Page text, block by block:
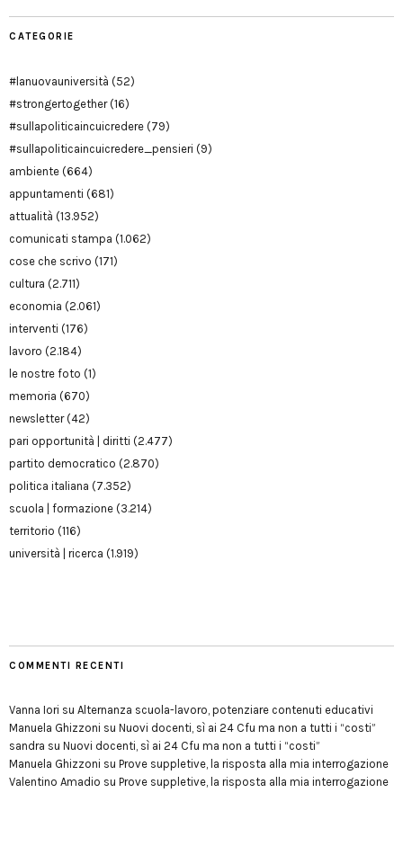
CATEGORIE
#lanuovauniversità (52)
#strongertogether(16)
#sullapoliticaincuicredere (79)
#sullapoliticaincuicredere_pensieri (9)
ambiente (664)
appuntamenti (681)
attualità (13.952)
comunicati stampa (1.062)
cose che scrivo (171)
cultura (2.711)
economia (2.061)
interventi (176)
lavoro (2.184)
le nostre foto (1)
memoria (670)
newsletter(42)
pari opportunità | diritti (2.477)
partito democratico (2.870)
politica italiana (7.352)
scuola | formazione (3.214)
territorio (116)
università | ricerca (1.919)
COMMENTI RECENTI
Vanna Iori su Alternanza scuola-lavoro, potenziare contenuti educativi
Manuela Ghizzoni su Nuovi docenti, sì ai 24 Cfu ma non a tutti i “costi”
sandra su Nuovi docenti, sì ai 24 Cfu ma non a tutti i “costi”
Manuela Ghizzoni su Prove suppletive, la risposta alla mia interrogazione
Valentino Amadio su Prove suppletive, la risposta alla mia interrogazione